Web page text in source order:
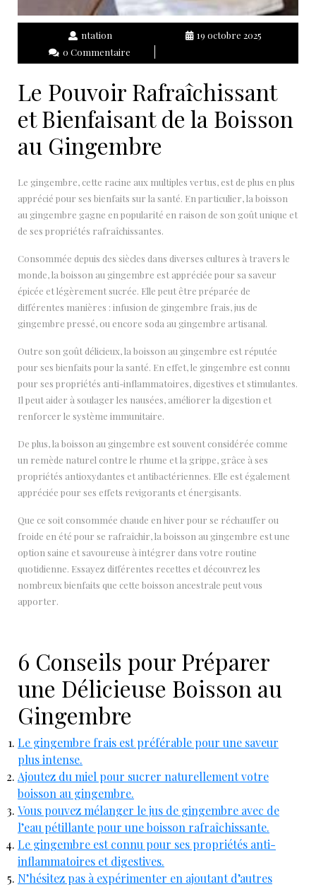
ntation
19 octobre 2025
0 Commentaire
Le Pouvoir Rafraîchissant
et Bienfaisant de la Boisson
au Gingembre
Le gingembre, cette racine aux multiples vertus, est de plus en plus
apprécié pour ses bienfaits sur la santé. En particulier, la boisson
au gingembre gagne en popularité en raison de son goût unique et
de ses propriétés rafraîchissantes.
Consommée depuis des siècles dans diverses cultures à travers le
monde, la boisson au gingembre est appréciée pour sa saveur
épicée et légèrement sucrée. Elle peut être préparée de
différentes manières : infusion de gingembre frais, jus de
gingembre pressé, ou encore soda au gingembre artisanal.
Outre son goût délicieux, la boisson au gingembre est réputée
pour ses bienfaits pour la santé. En effet, le gingembre est connu
pour ses propriétés anti-inflammatoires, digestives et stimulantes.
Il peut aider à soulager les nausées, améliorer la digestion et
renforcer le système immunitaire.
De plus, la boisson au gingembre est souvent considérée comme
un remède naturel contre le rhume et la grippe, grâce à ses
propriétés antioxydantes et antibactériennes. Elle est également
appréciée pour ses effets revigorants et énergisants.
Que ce soit consommée chaude en hiver pour se réchauffer ou
froide en été pour se rafraîchir, la boisson au gingembre est une
option saine et savoureuse à intégrer dans votre routine
quotidienne. Essayez différentes recettes et découvrez les
nombreux bienfaits que cette boisson ancestrale peut vous
apporter.
6 Conseils pour Préparer
une Délicieuse Boisson au
Gingembre
Le gingembre frais est préférable pour une saveur
plus intense.
Ajoutez du miel pour sucrer naturellement votre
boisson au gingembre.
Vous pouvez mélanger le jus de gingembre avec de
l’eau pétillante pour une boisson rafraîchissante.
Le gingembre est connu pour ses propriétés anti-
inflammatoires et digestives.
N’hésitez pas à expérimenter en ajoutant d’autres